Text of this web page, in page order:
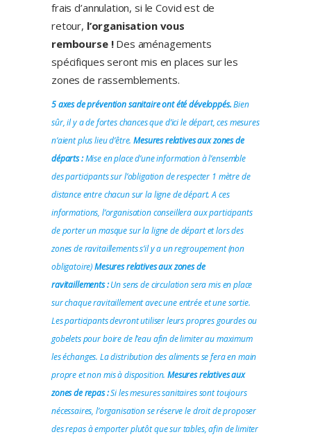
frais d’annulation, si le Covid est de
retour, l’organisation vous
rembourse !Des aménagements
spécifiques seront mis en places sur les
zones de rassemblements.
5 axes de prévention sanitaire ont été développés.Bien
sûr, il y a de fortes chances que d’ici le départ, ces mesures
n’aient plus lieu d’être. Mesures relatives aux zones de
départs :Mise en place d’une information à l’ensemble
des participants sur l’obligation de respecter 1 mètre de
distance entre chacun sur la ligne de départ. A ces
informations, l’organisation conseillera aux participants
de porter un masque sur la ligne de départ et lors des
zones de ravitaillements s’il y a un regroupement (non
obligatoire)Mesures relatives aux zones de
ravitaillements :Un sens de circulation sera mis en place
sur chaque ravitaillement avec une entrée et une sortie.
Les participants devront utiliser leurs propres gourdes ou
gobelets pour boire de l’eau afin de limiter au maximum
les échanges. La distribution des aliments se fera en main
propre et non mis à disposition. Mesures relatives aux
zones de repas :Si les mesures sanitaires sont toujours
nécessaires, l’organisation se réserve le droit de proposer
des repas à emporter plutôt que sur tables, afin de limiter